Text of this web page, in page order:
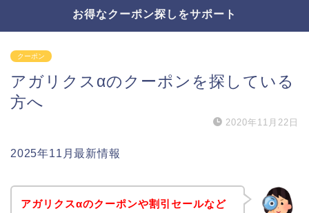
お得なクーポン探しをサポート
クーポン
アガリクスαのクーポンを探している
方へ
2020年11月22日
2025年11月最新情報
アガリクスαのクーポンや割引セールなど